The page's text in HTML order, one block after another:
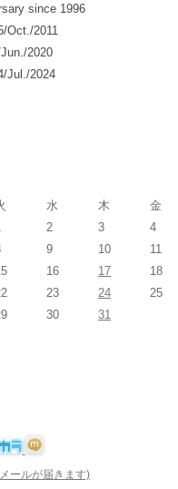
since 1996
Oct./2011
2020
Jul./2024
水 木 金
2 3 4
9 10 11
16 17 18
23 24 25
30
31
ルが届きます)